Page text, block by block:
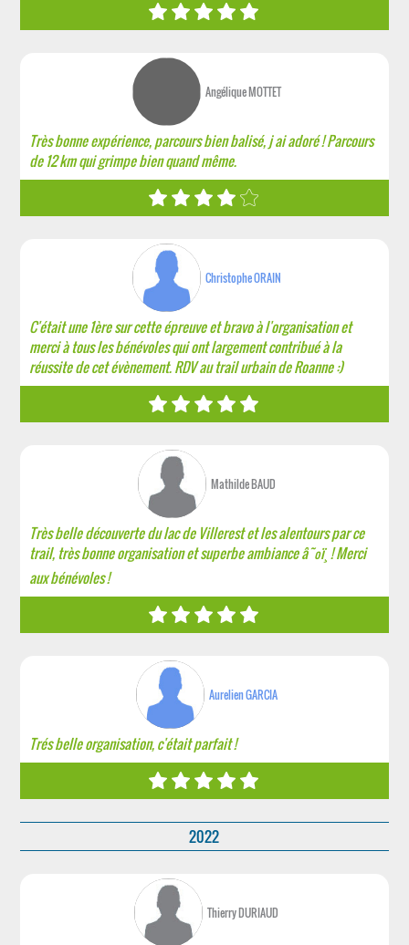
Angélique MOTTET
Très bonne expérience, parcours bien balisé, j ai adoré ! Parcours
de 12 km qui grimpe bien quand même.
Christophe ORAIN
C'était une 1ère sur cette épreuve et bravo à l'organisation et
merci à tous les bénévoles qui ont largement contribué à la
réussite de cet évènement. RDV au trail urbain de Roanne :)
Mathilde BAUD
Très belle découverte du lac de Villerest et les alentours par ce
trail, très bonne organisation et superbe ambiance â˜ºï¸ ! Merci
aux bénévoles !
Aurelien GARCIA
Trés belle organisation, c'était parfait !
2022
Thierry DURIAUD